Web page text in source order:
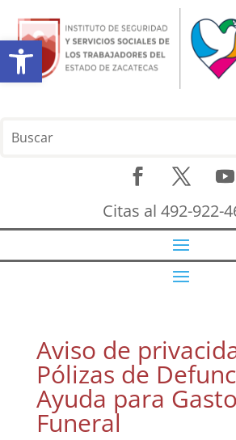
Abrir barra de herramientas
Citas al 492-922-
Aviso de
Pólizas de
Ayuda para
Funeral